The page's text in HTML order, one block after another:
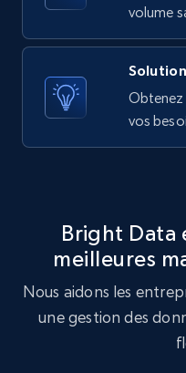
posts by array of
ID, User posted,
posted, Photos,
TikTok - Profiles
Account id,
engagement rate,
Like engagement
volume
Obtenez
vos
Bright Data
meilleures
Nous aidons les
une gestion des